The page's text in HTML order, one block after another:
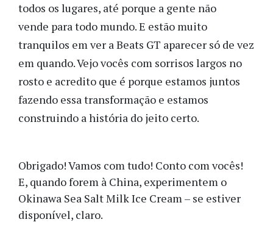
todos os lugares, até porque a gente não
vende para todo mundo. E estão muito
tranquilos em ver a Beats GT aparecer só de vez
em quando. Vejo vocês com sorrisos largos no
rosto e acredito que é porque estamos juntos
fazendo essa transformação e estamos
construindo a história do jeito certo.
Obrigado! Vamos com tudo! Conto com vocês!
E, quando forem à China, experimentem o
Okinawa Sea Salt Milk Ice Cream – se estiver
disponível, claro.